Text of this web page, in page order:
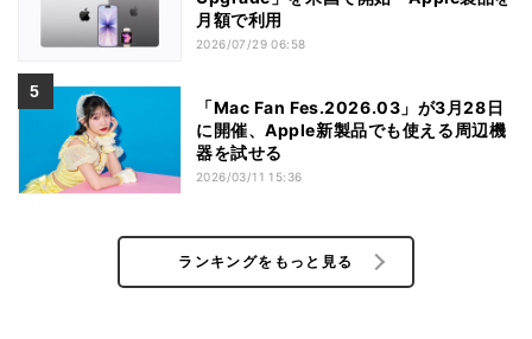
月額で利用
2026/07/29 06:58
「Mac Fan Fes.2026.03」が3月28日
に開催、Apple新製品でも使える周辺機
器を試せる
2026/03/11 15:36
ランキングをもっと見る